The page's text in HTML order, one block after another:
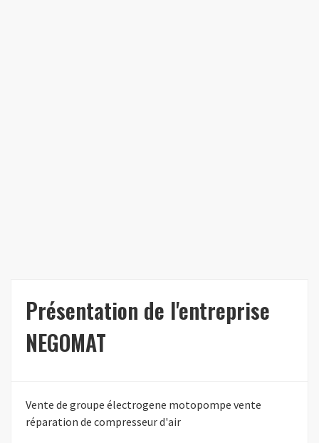
Présentation de l'entreprise
NEGOMAT
Vente de groupe électrogene motopompe vente
réparation de compresseur d'air